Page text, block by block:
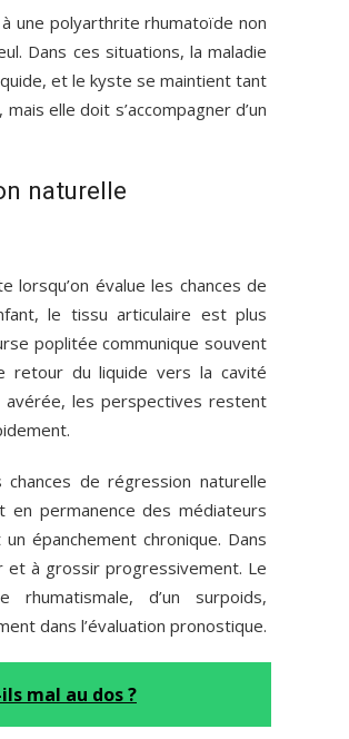
une polyarthrite rhumatoïde non
Dans ces situations, la maladie
et le kyste se maintient tant
elle doit s’accompagner d’un
naturelle
lorsqu’on évalue les chances de
le tissu articulaire est plus
poplitée communique souvent
retour du liquide vers la cavité
avérée, les perspectives restent
chances de régression naturelle
en permanence des médiateurs
épanchement chronique. Dans
à grossir progressivement. Le
d’un surpoids,
dans l’évaluation pronostique.
mal au dos ?